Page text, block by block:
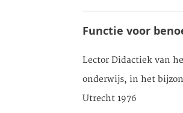
Functie voor
Lector Didactiek van
onderwijs, in het
Utrecht 1976